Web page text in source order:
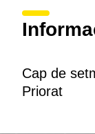
Cap de
Priorat